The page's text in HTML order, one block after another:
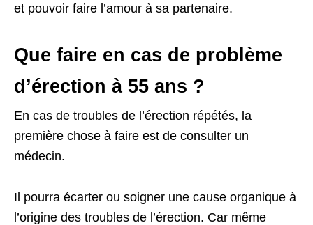
et pouvoir faire l’amour à sa partenaire.
Que faire en cas de problème
d’érection à 55 ans ?
En cas de troubles de l’érection répétés, la
première chose à faire est de consulter un
médecin.
Il pourra écarter ou soigner une cause organique à
l’origine des troubles de l’érection. Car même